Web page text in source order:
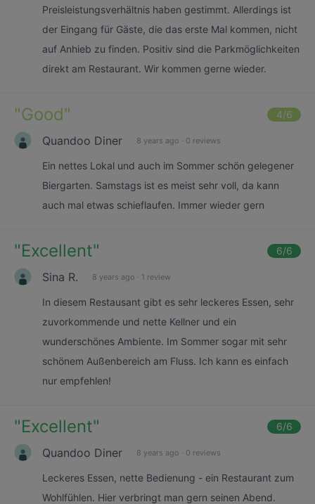
Preisleistungsverhältnis haben gestimmt. Allerdings ist
der Eingang für Gäste, die das erste Mal kommen, nicht
auf Anhieb zu finden. Positiv sind die Parkmöglichkeiten
direkt am Restaurant. Wir kommen gerne wieder.
"Good" 4/6
Quandoo Diner 8 years ago · 0 reviews
Ein nettes Lokal und auch im Sommer schön gelegener
Biergarten. Samstags ist es meist sehr voll, da kann
auch mal etwas schieflaufen. Immer wieder gern
"Excellent" 6/6
Sina R. 8 years ago · 1 review
In diesem Restausant gibt es sehr leckeres Essen, sehr
zuvorkommende und nette Kellner und ein
wunderschönes Ambiente. Im Sommer sogar mit sehr
schönem Außenbereich am Fluss. Ich kann es einfach
nur empfehlen!
"Excellent" 6/6
Quandoo Diner 8 years ago · 0 reviews
Leckeres Essen, nette Bedienung - ein Restaurant zum
Wohlfühlen. Hier verbringt man gern seinen Abend.